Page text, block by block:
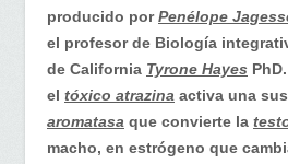
producido porPenélope
el profesor de Biología
de California Tyrone Hayes
el tóxico atrazina activa una
aromatasa que convierte la
macho, en estrógeno que